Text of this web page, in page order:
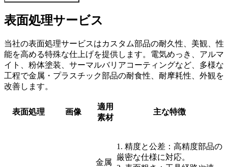
表面処理サービス
当社の表面処理サービスはカスタム部品の耐久性、美観、性
能を高める特殊な仕上げを提供します。電気めっき、アルマ
イト、粉体塗装、サーマルバリアコーティングなど、多様な
工程で金属・プラスチック部品の耐食性、耐摩耗性、外観を
改善します。
表面処理 画像
適用
素材
主な特徴
金属
1. 精度と公差：高精度部品の
厳密な仕様に対応。